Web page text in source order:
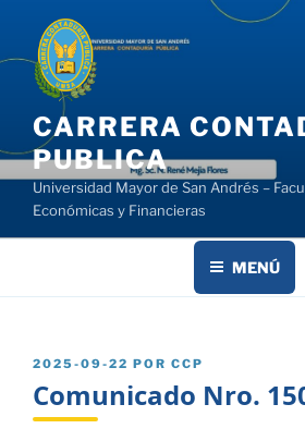
contenido
CARRERA
PUBLICA
Universidad Mayor de San Andrés –
Económicas y Financieras
MENÚ
PUBLICADO
2025-09-22 POR CCP
Comunicado Nro.